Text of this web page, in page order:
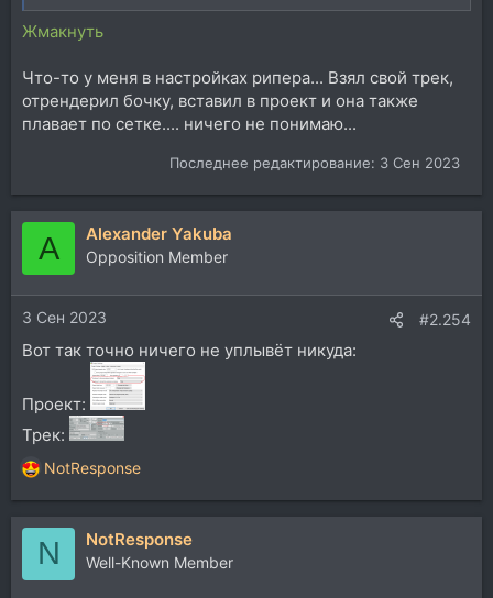
Жмакнуть
Что-то у меня в настройках рипера... Взял свой трек,
отрендерил бочку, вставил в проект и она также
плавает по сетке.... ничего не понимаю...
Последнее редактирование: 3 Сен 2023
A Alexander Yakuba
Opposition Member
3 Сен 2023 #2.254
Вот так точно ничего не уплывёт никуда:
Проект:
Трек:
Р
е
а
и
NotResponse
N NotResponse
Well-Known Member